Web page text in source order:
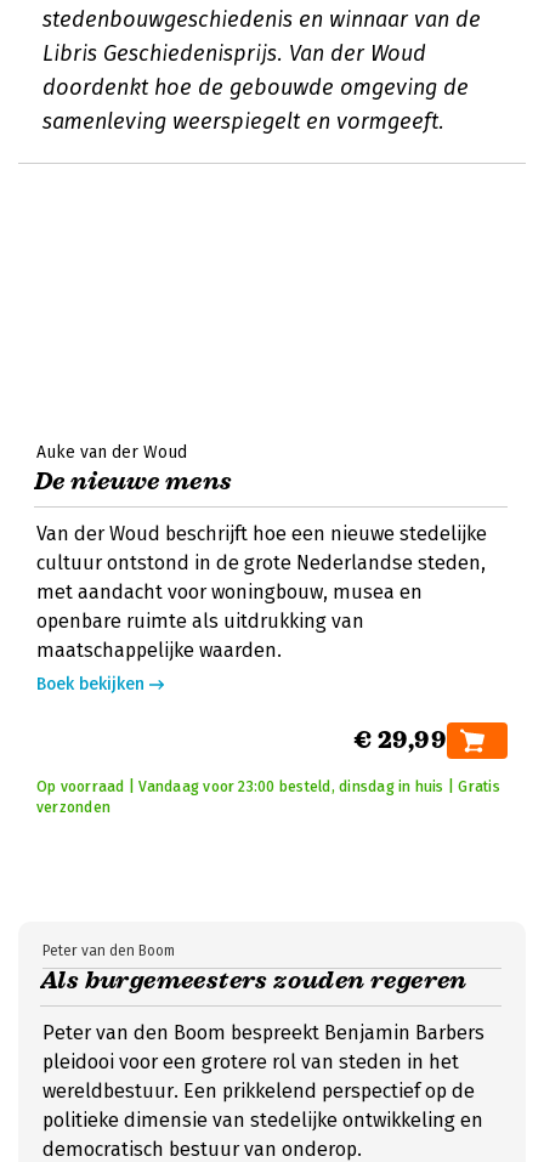
stedenbouwgeschiedenis en winnaar van de
Libris Geschiedenisprijs. Van der Woud
doordenkt hoe de gebouwde omgeving de
samenleving weerspiegelt en vormgeeft.
Auke van der Woud
De nieuwe mens
Van der Woud beschrijft hoe een nieuwe stedelijke
cultuur ontstond in de grote Nederlandse steden,
met aandacht voor woningbouw, musea en
openbare ruimte als uitdrukking van
maatschappelijke waarden.
Boek bekijken
€ 29,99
Op voorraad | Vandaag voor 23:00 besteld, dinsdag in huis | Gratis
verzonden
Als burgemeesters zouden regeren
Peter van den Boom
Peter van den Boom bespreekt Benjamin Barbers
pleidooi voor een grotere rol van steden in het
wereldbestuur. Een prikkelend perspectief op de
politieke dimensie van stedelijke ontwikkeling en
democratisch bestuur van onderop.